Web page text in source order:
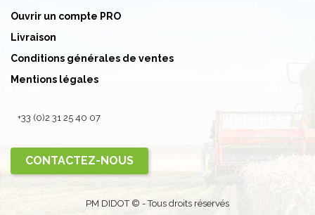
Ouvrir un compte PRO
Livraison
Conditions générales de ventes
Mentions légales
+33 (0)2 31 25 40 07
CONTACTEZ-NOUS
PM DIDOT © - Tous droits réservés